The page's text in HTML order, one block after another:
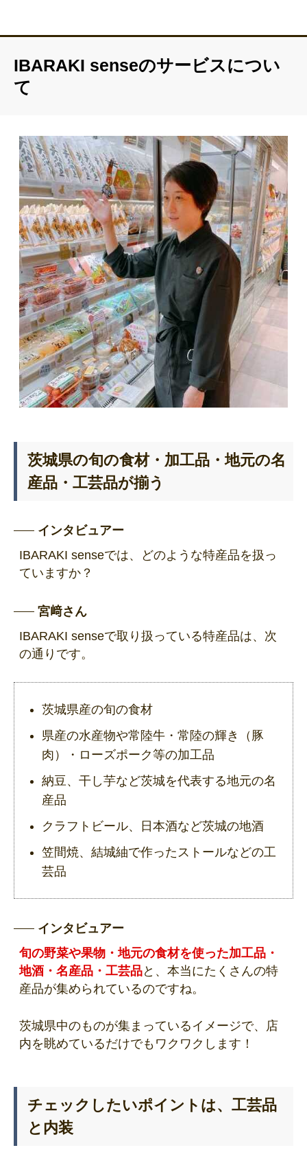
IBARAKI senseのサービスについ
て
茨城県の旬の食材・加工品・地元の名
産品・工芸品が揃う
インタビュアー
IBARAKI senseでは、どのような特産品を扱っ
ていますか？
宮﨑さん
IBARAKI senseで取り扱っている特産品は、次
の通りです。
茨城県産の旬の食材
県産の水産物や常陸牛・常陸の輝き（豚
肉）・ローズポーク等の加工品
納豆、干し芋など茨城を代表する地元の名
産品
クラフトビール、日本酒など茨城の地酒
笠間焼、結城紬で作ったストールなどの工
芸品
インタビュアー
旬の野菜や果物・地元の食材を使った加工品・
地酒・名産品・工芸品と、本当にたくさんの特
産品が集められているのですね。
茨城県中のものが集まっているイメージで、店
内を眺めているだけでもワクワクします！
チェックしたいポイントは、工芸品
と内装